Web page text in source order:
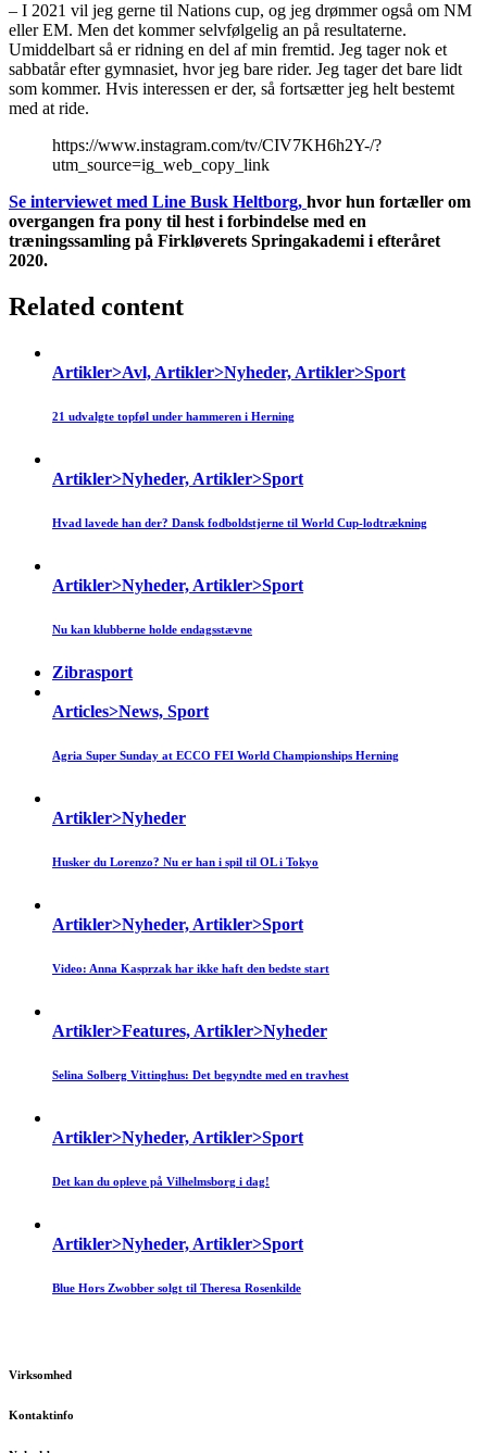
– I 2021 vil jeg gerne til Nations cup, og jeg drømmer også om NM
eller EM. Men det kommer selvfølgelig an på resultaterne.
Umiddelbart så er ridning en del af min fremtid. Jeg tager nok et
sabbatår efter gymnasiet, hvor jeg bare rider. Jeg tager det bare lidt
som kommer. Hvis interessen er der, så fortsætter jeg helt bestemt
med at ride.
https://www.instagram.com/tv/CIV7KH6h2Y-/?
utm_source=ig_web_copy_link
Se interviewet med Line Busk Heltborg, hvor hun fortæller om
overgangen fra pony til hest i forbindelse med en
træningssamling på Firkløverets Springakademi i efteråret
2020.
Related content
Artikler>Avl, Artikler>Nyheder, Artikler>Sport
21 udvalgte topføl under hammeren i Herning
Artikler>Nyheder, Artikler>Sport
Hvad lavede han der? Dansk fodboldstjerne til World Cup-lodtrækning
Artikler>Nyheder, Artikler>Sport
Nu kan klubberne holde endagsstævne
Zibrasport
Articles>News, Sport
Agria Super Sunday at ECCO FEI World Championships Herning
Artikler>Nyheder
Husker du Lorenzo? Nu er han i spil til OL i Tokyo
Artikler>Nyheder, Artikler>Sport
Video: Anna Kasprzak har ikke haft den bedste start
Artikler>Features, Artikler>Nyheder
Selina Solberg Vittinghus: Det begyndte med en travhest
Artikler>Nyheder, Artikler>Sport
Det kan du opleve på Vilhelmsborg i dag!
Artikler>Nyheder, Artikler>Sport
Blue Hors Zwobber solgt til Theresa Rosenkilde
Virksomhed
Kontaktinfo